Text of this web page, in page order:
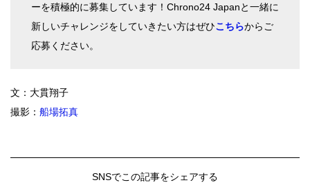
ーを積極的に募集しています！Chrono24 Japanと一緒に
新しいチャレンジをしていきたい方はぜひこちらからご
応募ください。
文：大貫翔子
撮影： 船場拓真
SNSでこの記事をシェアする